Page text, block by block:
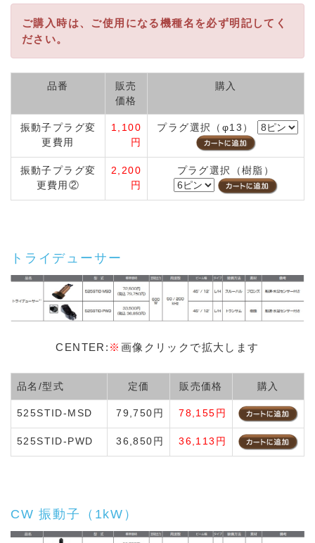
ご購入時は、ご使用になる機種名を必ず明記してく
ださい。
品番
販売
価格
購入
振動子プラグ変
更費用
1,100
円
プラグ選択（φ13）
振動子プラグ変
更費用②
2,200
円
プラグ選択（樹脂）
トライデューサー
CENTER: ※ 画像クリックで拡大します
品名/型式 定価 販売価格 購入
525STID-MSD 79,750円 78,155円
525STID-PWD 36,850円 36,113円
CW 振動子（1kW）